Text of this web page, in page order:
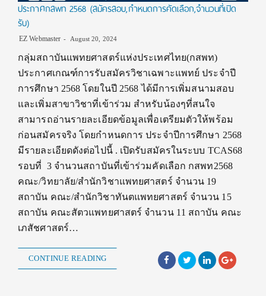
ประกาศกสพท 2568 (สมัครสอบ,กำหนดการคัดเลือก,จำนวนที่เปิด
รับ)
EZ Webmaster August 20, 2024
กลุ่มสถาบันแพทยศาสตร์แห่งประเทศไทย(กสพท)
ประกาศเกณฑ์การรับสมัครวิชาเฉพาะแพทย์ ประจำปี
การศึกษา 2568 โดยในปี 2568 ได้มีการเพิ่มสนามสอบ
และเพิ่มสาขาวิชาที่เข้าร่วม สำหรับน้องๆที่สนใจ
สามารถอ่านรายละเอียดข้อมูลเพื่อเตรียมตัวให้พร้อม
ก่อนสมัครจริง โดยกำหนดการ ประจำปีการศึกษา 2568
มีรายละเอียดดังต่อไปนี้ . เปิดรับสมัครในระบบ TCAS68
รอบที่ 3 จำนวนสถาบันที่เข้าร่วมคัดเลือก กสพท2568
คณะ/วิทยาลัย/สำนักวิชาแพทยศาสตร์ จำนวน 19
สถาบัน คณะ/สำนักวิชาทันตแพทยศาสตร์ จำนวน 15
สถาบัน คณะสัตวแพทยศาสตร์ จำนวน 11 สถาบัน คณะ
เภสัชศาสตร์…
CONTINUE READING